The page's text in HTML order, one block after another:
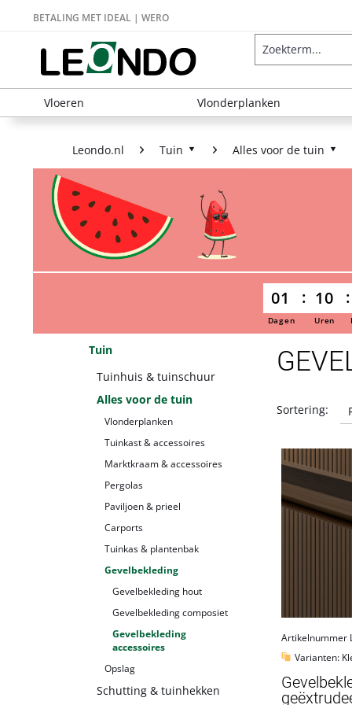
BETALING MET IDEAL | WERO
Vloeren Vlonderplanken
Leondo.nl Tuin Alles voor de tuin
01 10
Dagen Uren
Tuin
Tuinhuis & tuinschuur
Alles voor de tuin
Vlonderplanken
Tuinkast & accessoires
Marktkraam & accessoires
Pergolas
Paviljoen & prieel
Carports
Tuinkas & plantenbak
Gevelbekleding
Gevelbekleding hout
Gevelbekleding composiet
Gevelbekleding
accessoires
Opslag
Schutting & tuinhekken
Sortering:
Artikelnummer
Varianten: